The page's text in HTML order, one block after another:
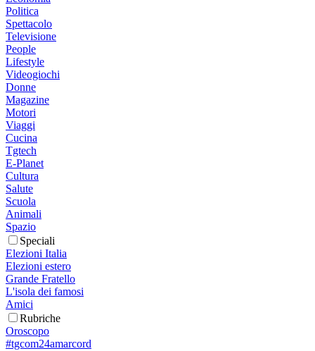
Politica
Spettacolo
Televisione
People
Lifestyle
Videogiochi
Donne
Magazine
Motori
Viaggi
Cucina
Tgtech
E-Planet
Cultura
Salute
Scuola
Animali
Spazio
Speciali
Elezioni Italia
Elezioni estero
Grande Fratello
L'isola dei famosi
Amici
Rubriche
Oroscopo
#tgcom24amarcord